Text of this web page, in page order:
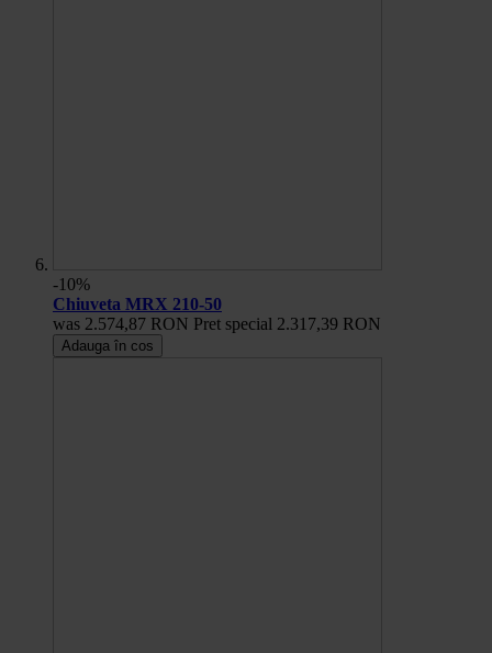
-10%
Chiuveta MRX 210-50
was 2.574,87 RON Pret special 2.317,39 RON
Adauga în cos